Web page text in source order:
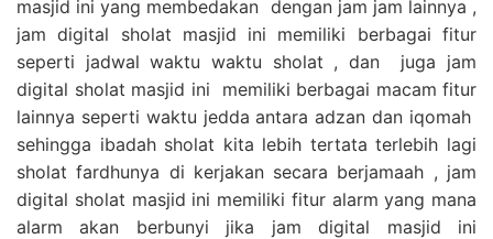
masjid ini yang membedakan dengan jam jam lainnya ,
jam digital sholat masjid ini memiliki berbagai fitur
seperti jadwal waktu waktu sholat , dan juga jam
digital sholat masjid ini memiliki berbagai macam fitur
lainnya seperti waktu jedda antara adzan dan iqomah
sehingga ibadah sholat kita lebih tertata terlebih lagi
sholat fardhunya di kerjakan secara berjamaah , jam
digital sholat masjid ini memiliki fitur alarm yang mana
alarm akan berbunyi jika jam digital masjid ini